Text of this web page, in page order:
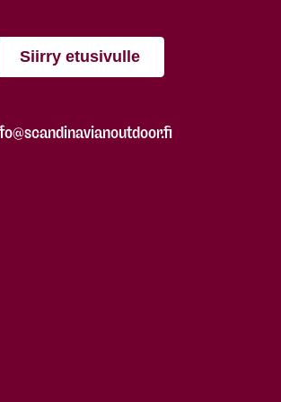
Siirry etusivulle